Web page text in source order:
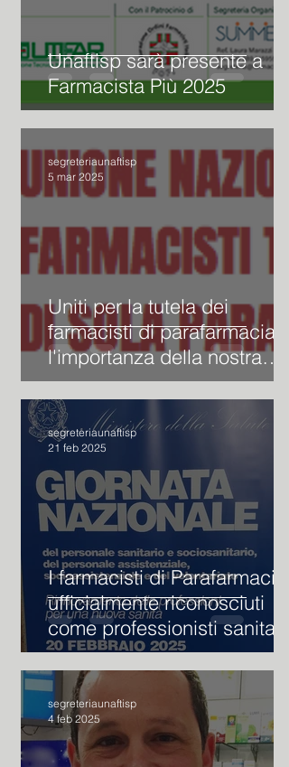
Unaftisp sarà presente a
Farmacista Più 2025
Uniti per la tutela dei
farmacisti di parafarmacia:
l'importanza della nostra
associazione
segreteriaunaftisp
5 mar 2025
I farmacisti di Parafarmacia
ufficialmente riconosciuti
come professionisti sanitari
segreteriaunaftisp
21 feb 2025
segreteriaunaftisp
4 feb 2025